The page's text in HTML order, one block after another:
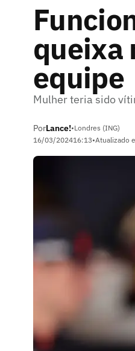
queixa
equipe
Mulher teria sido
PorLance!•Londres (ING)
16/03/202416:13•Atualizado